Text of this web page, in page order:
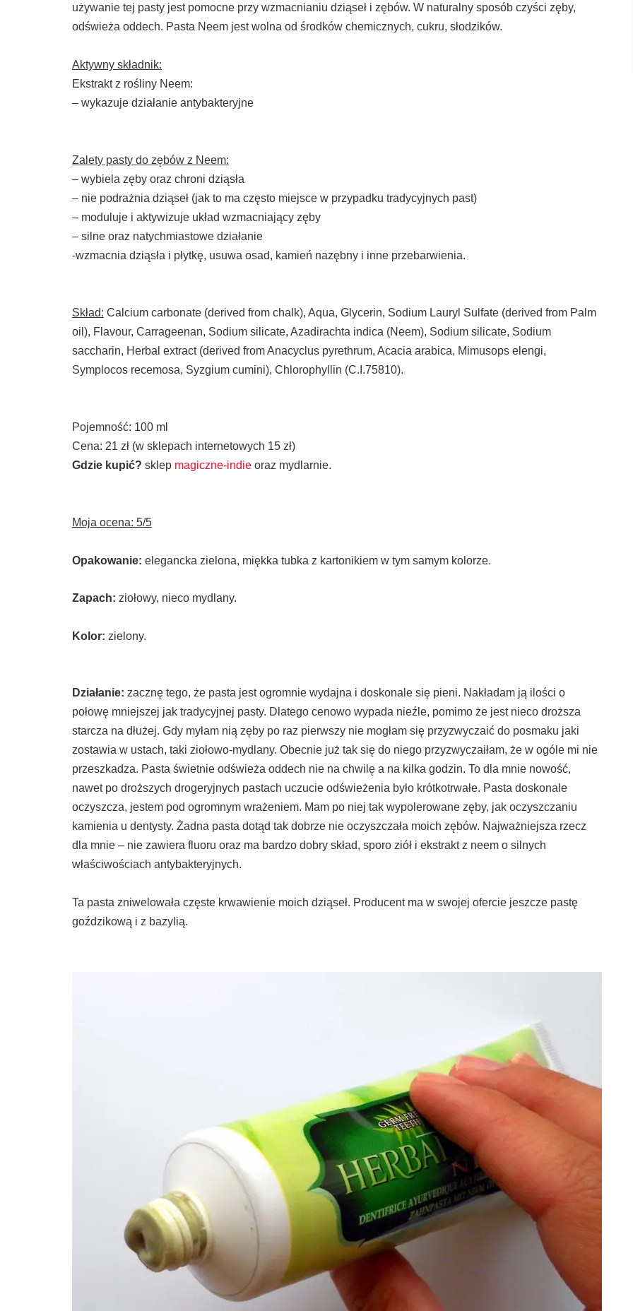
używanie tej pasty jest pomocne przy wzmacnianiu dziąseł i zębów. W naturalny sposób czyści zęby,
odświeża oddech. Pasta Neem jest wolna od środków chemicznych, cukru, słodzików.
Aktywny składnik:
Ekstrakt z rośliny Neem:
– wykazuje działanie antybakteryjne
Zalety pasty do zębów z Neem:
– wybiela zęby oraz chroni dziąsła
– nie podrażnia dziąseł (jak to ma często miejsce w przypadku tradycyjnych past)
– moduluje i aktywizuje układ wzmacniający zęby
– silne oraz natychmiastowe działanie
-wzmacnia dziąsła i płytkę, usuwa osad, kamień nazębny i inne przebarwienia.
Skład: Calcium carbonate (derived from chalk), Aqua, Glycerin, Sodium Lauryl Sulfate (derived from Palm
oil), Flavour, Carrageenan, Sodium silicate, Azadirachta indica (Neem), Sodium silicate, Sodium
saccharin, Herbal extract (derived from Anacyclus pyrethrum, Acacia arabica, Mimusops elengi,
Symplocos recemosa, Syzgium cumini), Chlorophyllin (C.I.75810).
Pojemność: 100 ml
Cena: 21 zł (w sklepach internetowych 15 zł)
Gdzie kupić? sklep magiczne-indie oraz mydlarnie.
Moja ocena: 5/5
Opakowanie: elegancka zielona, miękka tubka z kartonikiem w tym samym kolorze.
Zapach: ziołowy, nieco mydlany.
Kolor: zielony.
Działanie: zacznę tego, że pasta jest ogromnie wydajna i doskonale się pieni. Nakładam ją ilości o
połowę mniejszej jak tradycyjnej pasty. Dlatego cenowo wypada nieźle, pomimo że jest nieco droższa
starcza na dłużej. Gdy myłam nią zęby po raz pierwszy nie mogłam się przyzwyczaić do posmaku jaki
zostawia w ustach, taki ziołowo-mydlany. Obecnie już tak się do niego przyzwyczaiłam, że w ogóle mi nie
przeszkadza. Pasta świetnie odświeża oddech nie na chwilę a na kilka godzin. To dla mnie nowość,
nawet po droższych drogeryjnych pastach uczucie odświeżenia było krótkotrwałe. Pasta doskonale
oczyszcza, jestem pod ogromnym wrażeniem. Mam po niej tak wypolerowane zęby, jak oczyszczaniu
kamienia u dentysty. Żadna pasta dotąd tak dobrze nie oczyszczała moich zębów. Najważniejsza rzecz
dla mnie – nie zawiera fluoru oraz ma bardzo dobry skład, sporo ziół i ekstrakt z neem o silnych
właściwościach antybakteryjnych.
Ta pasta zniwelowała częste krwawienie moich dziąseł. Producent ma w swojej ofercie jeszcze pastę
goździkową i z bazylią.